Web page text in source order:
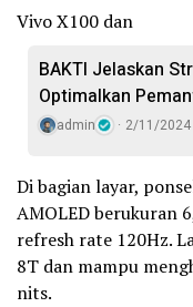
Vivo X100 dan
BAKTI Jelaskan
Optimalkan
admin 2/11/2024
Di bagian layar,
AMOLED berukuran
refresh rate 120Hz.
8T dan mampu
nits.